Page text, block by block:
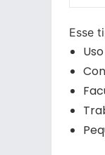
Esse